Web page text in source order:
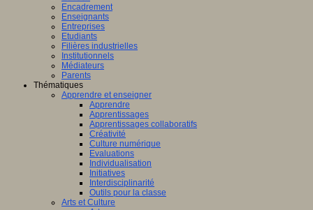
Encadrement
Enseignants
Entreprises
Etudiants
Filières industrielles
Institutionnels
Médiateurs
Parents
Thématiques
Apprendre et enseigner
Apprendre
Apprentissages
Apprentissages collaboratifs
Créativité
Culture numérique
Evaluations
Individualisation
Initiatives
Interdisciplinarité
Outils pour la classe
Arts et Culture